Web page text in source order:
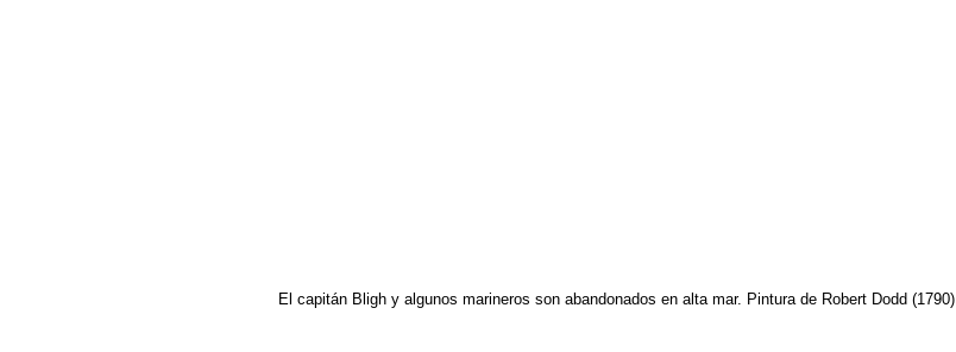
El capitán Bligh y algunos marineros son abandonados en alta mar. Pintura de Robert Dodd (1790)